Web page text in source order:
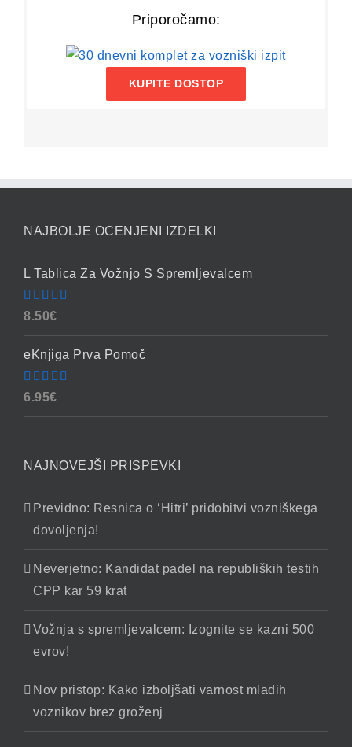
Priporočamo:
KUPITE DOSTOP
NAJBOLJE OCENJENI IZDELKI
L Tablica Za Vožnjo S Spremljevalcem
Ocenjeno
8.50€
eKnjiga Prva Pomoč
Ocenjeno
6.95€
NAJNOVEJŠI PRISPEVKI
Previdno: Resnica o ‘Hitri’ pridobitvi vozniškega
dovoljenja!
Neverjetno: Kandidat padel na republiških testih
CPP kar 59 krat
Vožnja s spremljevalcem: Izognite se kazni 500
evrov!
Nov pristop: Kako izboljšati varnost mladih
voznikov brez groženj